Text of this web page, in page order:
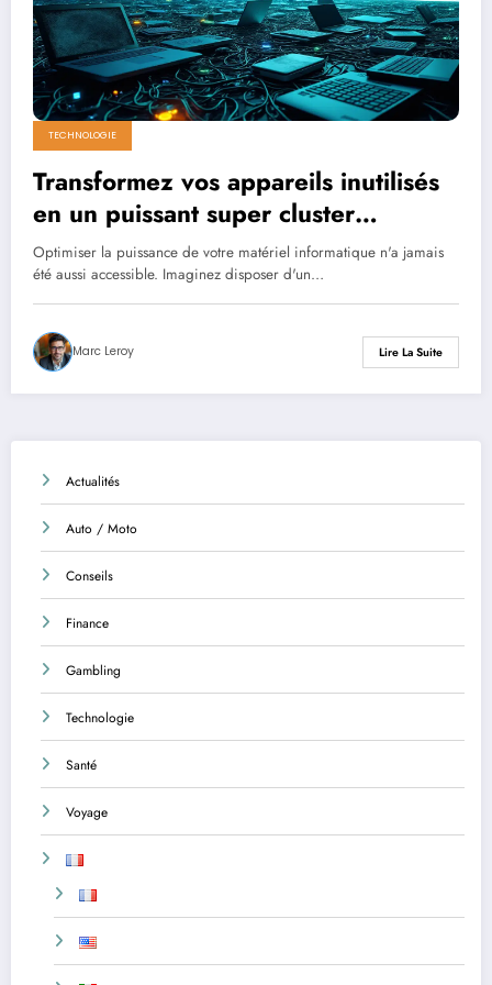
TECHNOLOGIE
Transformez vos appareils inutilisés
en un puissant super cluster
d’intelligence artificielle !
Optimiser la puissance de votre matériel informatique n'a jamais
été aussi accessible. Imaginez disposer d'un…
Marc Leroy Lire La Suite
Actualités
Auto / Moto
Conseils
Finance
Gambling
Technologie
Santé
Voyage